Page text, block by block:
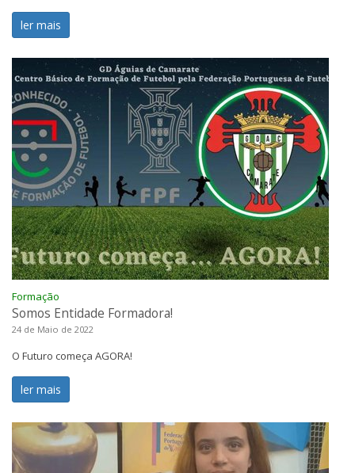
ler mais
Formação
Somos Entidade Formadora!
24 de Maio de 2022
O Futuro começa AGORA!
ler mais